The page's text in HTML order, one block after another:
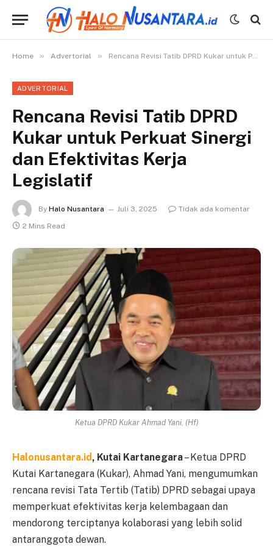
Home » Advertorial » Rencana Revisi Tatib DPRD Kukar untuk Perkuat Sinergi dan Efektivitas Kerja Legislatif
ADVERTORIAL
Rencana Revisi Tatib DPRD
Kukar untuk Perkuat Sinergi
dan Efektivitas Kerja
Legislatif
By Halo Nusantara Juli 3, 2025
Tidak ada komentar
2 Mins Read
Ketua DPRD Kukar Ahmad Yani. (Hf)
Halonusantara.id, Kutai Kartanegara– Ketua DPRD
Kutai Kartanegara (Kukar), Ahmad Yani, mengumumkan
rencana revisi Tata Tertib (Tatib) DPRD sebagai upaya
memperkuat efektivitas kerja kelembagaan dan
mendorong terciptanya kolaborasi yang lebih solid
antaranggota dewan.